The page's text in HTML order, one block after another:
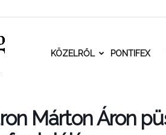
RomKat.roKÖZELRŐL PONTIFEX
Márton Áron